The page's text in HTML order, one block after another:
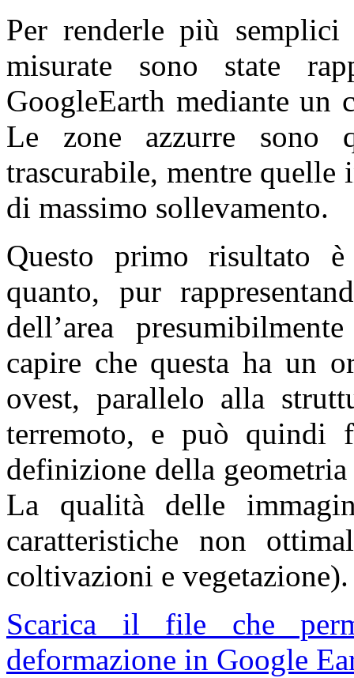
Per renderle più
misurate sono state
GoogleEarth mediante
Le zone azzurre sono
trascurabile, mentre
di massimo sollevamento.
Questo primo risultato è
quanto, pur
dell’area
capire che questa ha un
ovest, parallelo alla
terremoto, e può quindi
definizione della
La qualità delle
caratteristiche non
coltivazioni e vegetazione).
Scarica il file che
deformazione in Google